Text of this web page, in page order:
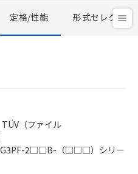
定格/性能 形式セレクタ
（ファイル
G3PF-2□□B-（□□□）シリー